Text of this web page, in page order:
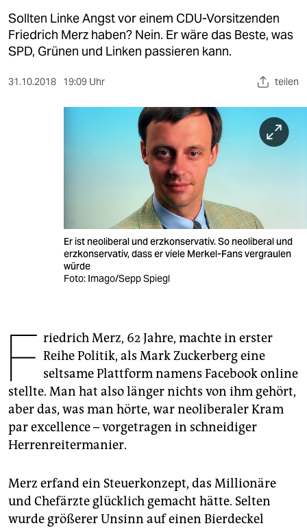
kultur
sport
berlin
fragen & hilfe
abo
genossenschaft
epaper login
Sollten Linke Angst vor einem CDU-Vorsitzenden
Friedrich Merz haben? Nein. Er wäre das Beste, was
SPD, Grünen und Linken passieren kann.
31.10.2018 19:09 Uhr teilen
Er ist neoliberal und erzkonservativ. So neoliberal und
erzkonservativ, dass er viele Merkel-Fans vergraulen
würde
Foto: Imago/Sepp Spiegl
F riedrich Merz, 62 Jahre, machte in erster
Reihe Politik, als Mark Zuckerberg eine
seltsame Plattform namens Facebook online
stellte. Man hat also länger nichts von ihm gehört,
aber das, was man hörte, war neoliberaler Kram
par excellence – vorgetragen in schneidiger
Herrenreitermanier.
Merz erfand ein Steuerkonzept, das Millionäre
und Chefärzte glücklich gemacht hätte. Selten
wurde größerer Unsinn auf einen Bierdeckel